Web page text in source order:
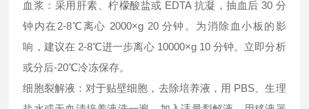
血浆：采用肝素、柠檬酸盐或 EDTA 抗凝，抽血后 30 分
钟内在2-8℃离心 2000×g 20 分钟。为消除血小板的影
响，建议在 2-8℃进一步离心 10000×g 10 分钟。立即分析
或分后-20℃冷冻保存。
细胞裂解液：对于贴壁细胞，去除培养液，用 PBS、生理